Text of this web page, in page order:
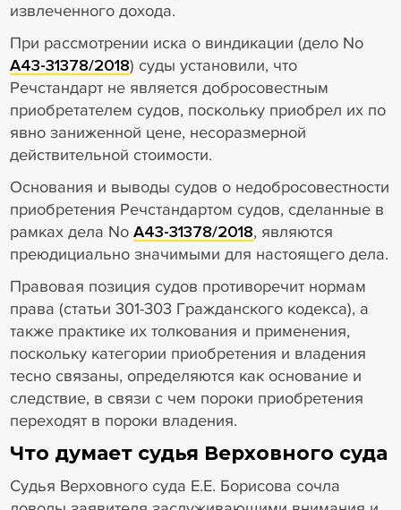
извлеченного дохода.
При рассмотрении иска о виндикации (дело No
А43-31378/2018) суды установили, что
Речстандарт не является добросовестным
приобретателем судов, поскольку приобрел их по
явно заниженной цене, несоразмерной
действительной стоимости.
Основания и выводы судов о недобросовестности
приобретения Речстандартом судов, сделанные в
рамках дела No А43-31378/2018, являются
преюдициально значимыми для настоящего дела.
Правовая позиция судов противоречит нормам
права (статьи 301-303 Гражданского кодекса), а
также практике их толкования и применения,
поскольку категории приобретения и владения
тесно связаны, определяются как основание и
следствие, в связи с чем пороки приобретения
переходят в пороки владения.
Что думает судья Верховного суда
Судья Верховного суда Е.Е. Борисова сочла